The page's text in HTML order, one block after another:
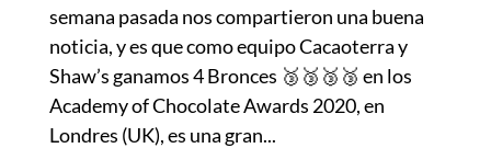
semana pasada nos compartieron una buena
noticia, y es que como equipo Cacaoterra y
Shaw’s ganamos 4 Bronces 🥉🥉🥉🥉 en los
Academy of Chocolate Awards 2020, en
Londres (UK), es una gran...